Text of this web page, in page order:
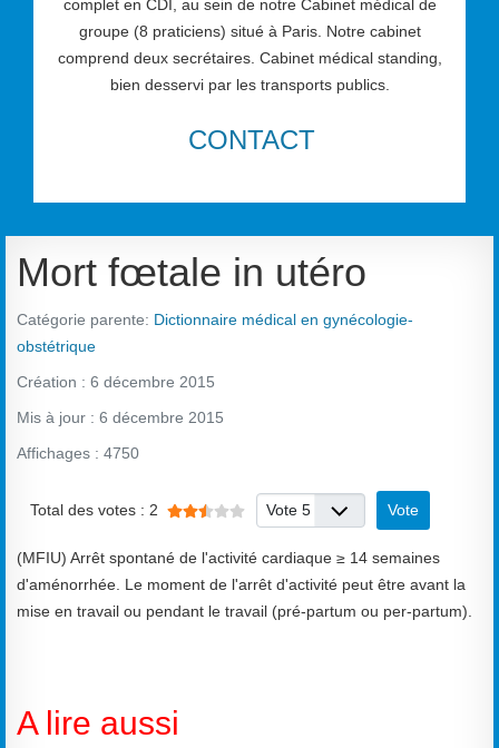
complet en CDI, au sein de notre Cabinet médical de
groupe (8 praticiens) situé à Paris. Notre cabinet
comprend deux secrétaires. Cabinet médical standing,
bien desservi par les transports publics.
CONTACT
Mort fœtale in utéro
Catégorie parente: Dictionnaire médical en gynécologie-
obstétrique
Création : 6 décembre 2015
Mis à jour : 6 décembre 2015
Affichages : 4750
Total des votes : 2 Veuillez voter
(MFIU) Arrêt spontané de l'activité cardiaque ≥ 14 semaines
d'aménorrhée. Le moment de l'arrêt d'activité peut être avant la
mise en travail ou pendant le travail (pré-partum ou per-partum).
A lire aussi